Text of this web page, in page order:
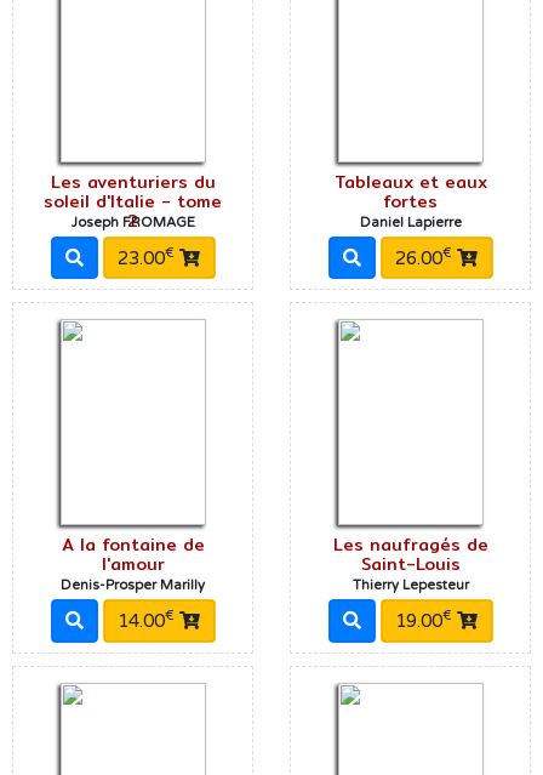
Les aventuriers du
soleil d'Italie - tome
2
Joseph FROMAGE
23.00€
Tableaux et eaux
fortes
Daniel Lapierre
26.00€
A la fontaine de
l'amour
Denis-Prosper Marilly
14.00€
Les naufragés de
Saint-Louis
Thierry Lepesteur
19.00€